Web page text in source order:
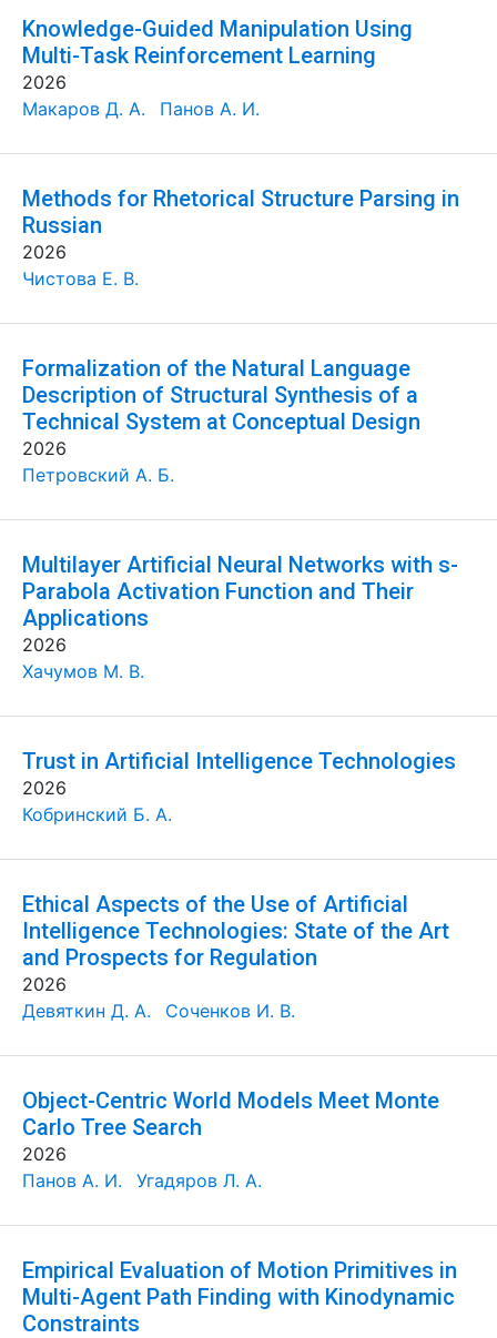
Knowledge-Guided Manipulation Using
Multi-Task Reinforcement Learning
2026
Макаров Д. А.
Панов А. И.
Methods for Rhetorical Structure Parsing in
Russian
2026
Чистова Е. В.
Formalization of the Natural Language
Description of Structural Synthesis of a
Technical System at Conceptual Design
2026
Петровский А. Б.
Multilayer Artificial Neural Networks with s-
Parabola Activation Function and Their
Applications
2026
Хачумов М. В.
Trust in Artificial Intelligence Technologies
2026
Кобринский Б. А.
Ethical Aspects of the Use of Artificial
Intelligence Technologies: State of the Art
and Prospects for Regulation
2026
Девяткин Д. А.
Соченков И. В.
Object-Centric World Models Meet Monte
Carlo Tree Search
2026
Панов А. И.
Угадяров Л. А.
Empirical Evaluation of Motion Primitives in
Multi-Agent Path Finding with Kinodynamic
Constraints